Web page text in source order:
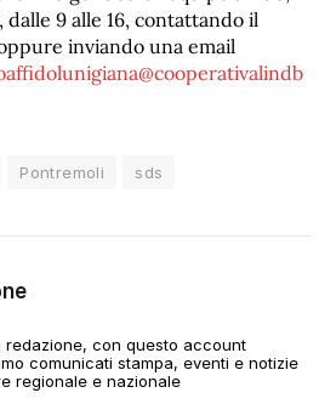
9 alle 16, contattando il
inviando una email
Pontremoli sds
redazione, con questo account
comunicati stampa, eventi e notizie
regionale e nazionale